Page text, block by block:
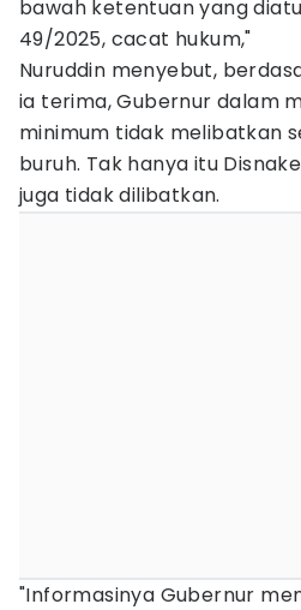
bawah ketentuan yang
49/2025, cacat hukum,"
Nuruddin menyebut,
ia terima, Gubernur dalam
minimum tidak melibatkan
buruh. Tak hanya itu
juga tidak dilibatkan.
"Informasinya Gubernur